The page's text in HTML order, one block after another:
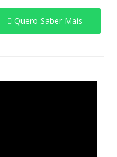
Quero Saber Mais